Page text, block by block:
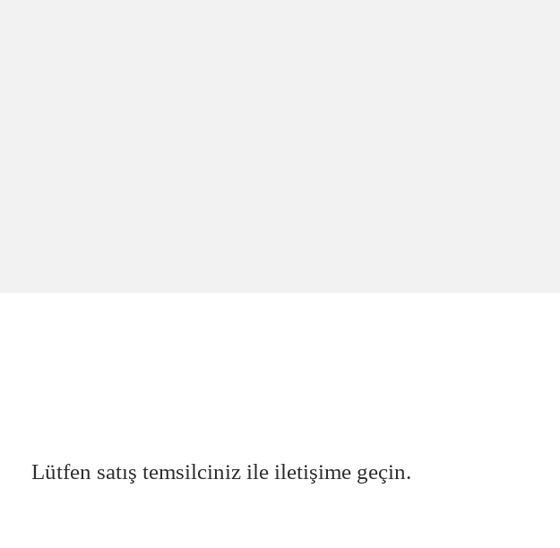
Lütfen satış temsilciniz ile iletişime geçin.